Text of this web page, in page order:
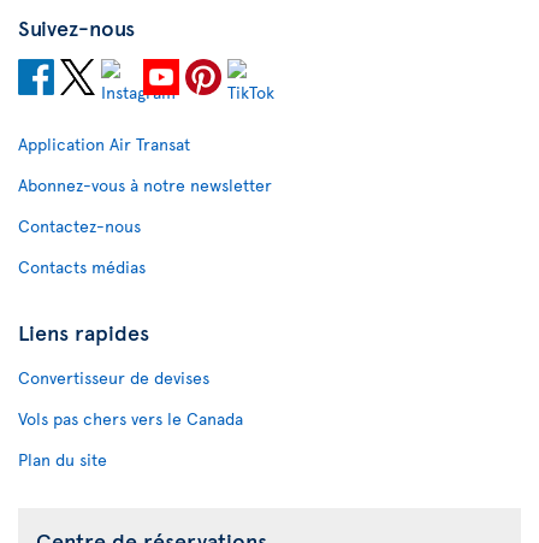
Suivez-nous
Application Air Transat
Abonnez-vous à notre newsletter
Contactez-nous
Contacts médias
Liens rapides
Convertisseur de devises
Vols pas chers vers le Canada
Plan du site